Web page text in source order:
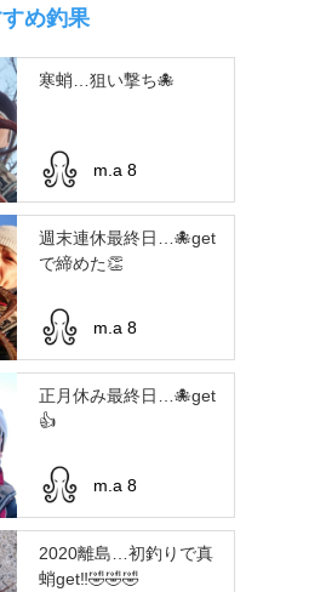
め釣果
寒蛸…狙い撃ち🐙
m.a 8
週末連休最終日…🐙get
で締めた👏
m.a 8
正月休み最終日…🐙get
👍
m.a 8
2020離島…初釣りで真
蛸get‼️🤣🤣🤣